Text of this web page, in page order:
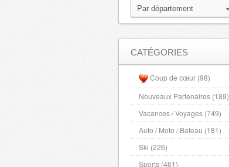
CATÉGORIES
Coup de cœur (98)
Nouveaux Partenaires (189)
Vacances / Voyages (749)
Auto / Moto / Bateau (181)
Ski (226)
Sports (461)